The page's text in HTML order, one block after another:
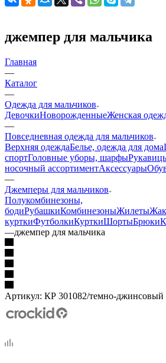
джемпер для мальчика
Главная
—
Каталог
—
Одежда для мальчиков
ДевочкиНоворожденныеЖенская
—
Повседневная одежда для мальчиков
Верхняя одеждаБелье, одежда для дома
спортГоловные уборы, шарфы
носочный ассортиментАксессуары
—
Джемперы для мальчиков
Полукомбинезоны,
бодиРубашкиКомбинезоныЖилеты
курткиФутболкиКурткиШортыБрюки
—джемпер для мальчика
Артикул: КР 301082/темно-джинсовый